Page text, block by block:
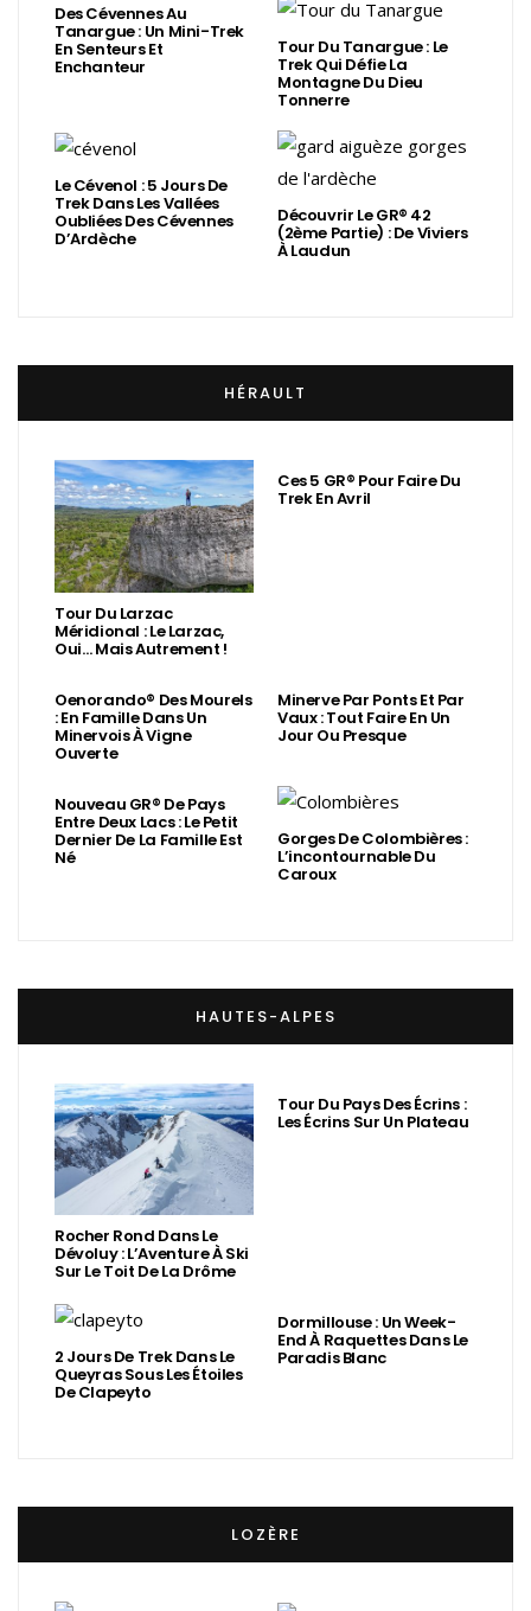
Des Cévennes Au
Tanargue : Un Mini-Trek
En Senteurs Et
Enchanteur
Tour Du Tanargue : Le
Trek Qui Défie La
Montagne Du Dieu
Tonnerre
Le Cévenol : 5 Jours De
Trek Dans Les Vallées
Oubliées Des Cévennes
D’Ardèche
Découvrir Le GR® 42
(2ème Partie) : De Viviers
À Laudun
HÉRAULT
Tour Du Larzac
Méridional : Le Larzac,
Oui… Mais Autrement !
Ces 5 GR® Pour Faire Du
Trek En Avril
Oenorando® Des Mourels
: En Famille Dans Un
Minervois À Vigne
Ouverte
Minerve Par Ponts Et Par
Vaux : Tout Faire En Un
Jour Ou Presque
Nouveau GR® De Pays
Entre Deux Lacs : Le Petit
Dernier De La Famille Est
Né
Gorges De Colombières :
L’incontournable Du
Caroux
HAUTES-ALPES
Rocher Rond Dans Le
Dévoluy : L’Aventure À Ski
Sur Le Toit De La Drôme
Tour Du Pays Des Écrins :
Les Écrins Sur Un Plateau
2 Jours De Trek Dans Le
Queyras Sous Les Étoiles
De Clapeyto
Dormillouse : Un Week-
End À Raquettes Dans Le
Paradis Blanc
LOZÈRE